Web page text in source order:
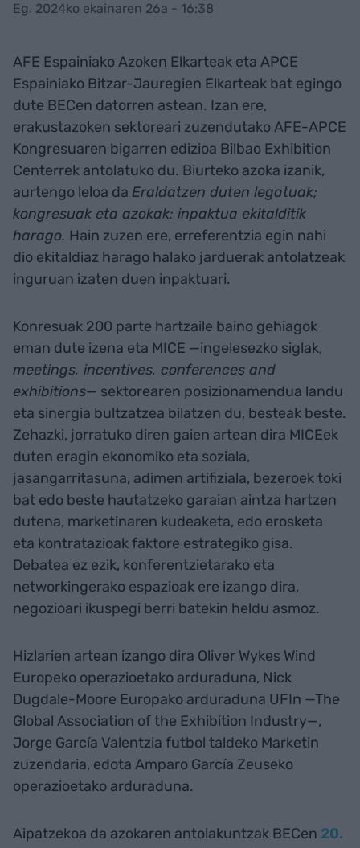
Eg. 2024ko ekainaren 26a - 16:38
AFE Espainiako Azoken Elkarteak eta APCE
Espainiako Bitzar-Jauregien Elkarteak bat egingo
dute BECen datorren astean. Izan ere,
erakustazoken sektoreari zuzendutako AFE-APCE
Kongresuaren bigarren edizioa Bilbao Exhibition
Centerrek antolatuko du. Biurteko azoka izanik,
aurtengo leloa da Eraldatzen duten legatuak;
kongresuak eta azokak: inpaktua ekitalditik
harago. Hain zuzen ere, erreferentzia egin nahi
dio ekitaldiaz harago halako jarduerak antolatzeak
inguruan izaten duen inpaktuari.
Konresuak 200 parte hartzaile baino gehiagok
eman dute izena eta MICE —ingelesezko siglak,
meetings, incentives, conferences and
exhibitions— sektorearen posizionamendua landu
eta sinergia bultzatzea bilatzen du, besteak beste.
Zehazki, jorratuko diren gaien artean dira MICEek
duten eragin ekonomiko eta soziala,
jasangarritasuna, adimen artifiziala, bezeroek toki
bat edo beste hautatzeko garaian aintza hartzen
dutena, marketinaren kudeaketa, edo erosketa
eta kontratazioak faktore estrategiko gisa.
Debatea ez ezik, konferentzietarako eta
networkingerako espazioak ere izango dira,
negozioari ikuspegi berri batekin heldu asmoz.
Hizlarien artean izango dira Oliver Wykes Wind
Europeko operazioetako arduraduna, Nick
Dugdale-Moore Europako arduraduna UFIn —The
Global Association of the Exhibition Industry—,
Jorge García Valentzia futbol taldeko Marketin
zuzendaria, edota Amparo García Zeuseko
operazioetako arduraduna.
Aipatzekoa da azokaren antolakuntzak BECen 20.